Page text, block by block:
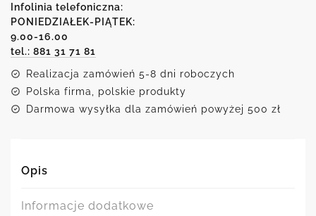
Łempickiej:
nie
liczą
się
o
ile
jest
Infolinia telefoniczna:
PONIEDZIAŁEK-PIĄTEK:
9.00-16.00
tel.: 881 31 71 81
Realizacja zamówień 5-8 dni roboczych
Polska firma, polskie produkty
Darmowa wysyłka dla zamówień powyżej 500 zł
Opis
Informacje dodatkowe